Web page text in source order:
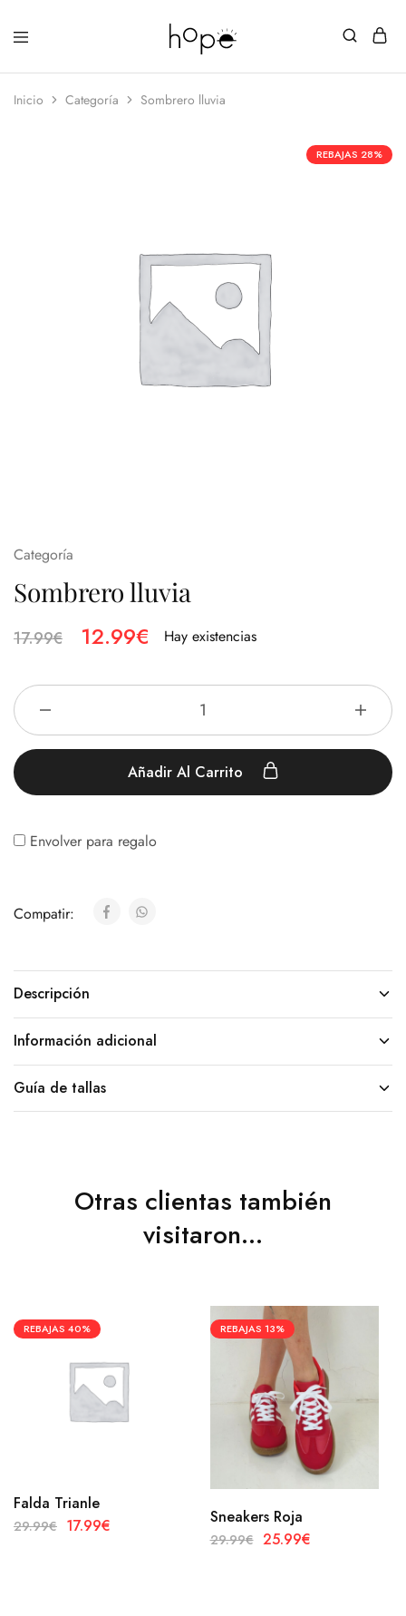
Inicio Categoría Sombrero lluvia
REBAJAS 28%
Categoría
Sombrero lluvia
17.99€ 12.99€ Hay existencias
Añadir Al Carrito
Envolver para regalo
Compatir:
Descripción
Información adicional
Guía de tallas
Otras clientas también
visitaron...
REBAJAS 40%
Falda Trianle
29.99€ 17.99€
REBAJAS 13%
Sneakers Roja
29.99€ 25.99€